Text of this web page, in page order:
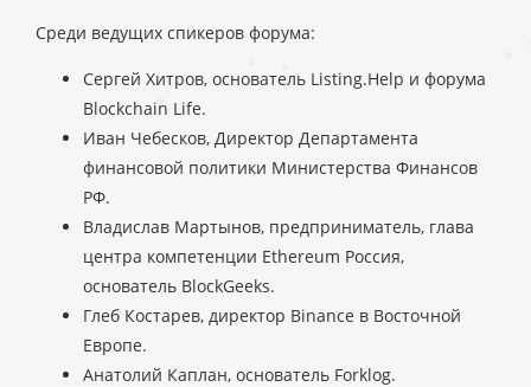
Среди ведущих спикеров форума:
Сергей Хитров, основатель Listing.Help и форума
Blockchain Life.
Иван Чебесков, Директор Департамента
финансовой политики Министерства Финансов
РФ.
Владислав Мартынов, предприниматель, глава
центра компетенции Ethereum Россия,
основатель BlockGeeks.
Глеб Костарев, директор Binance в Восточной
Европе.
Анатолий Каплан, основатель Forklog.